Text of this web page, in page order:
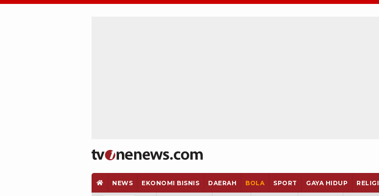
NEWS EKONOMI BISNIS DAERAH BOLA SPORT GAYA HIDUP RELIGI